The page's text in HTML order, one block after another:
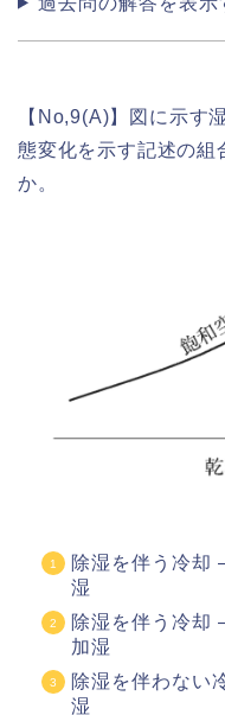
【No,9(A)】図に示す
態変化を示す記述の組
か。
除湿を伴う冷
湿
除湿を伴う冷
加湿
除湿を伴わな
湿